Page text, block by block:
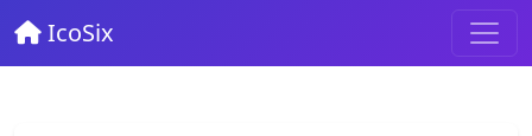
IcoSix